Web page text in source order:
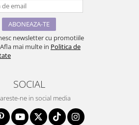
newsletter cu promotiile
mai multe in Politica de
SOCIAL
ne in social media